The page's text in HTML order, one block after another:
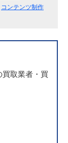
コンテンツ制作
取業者・買